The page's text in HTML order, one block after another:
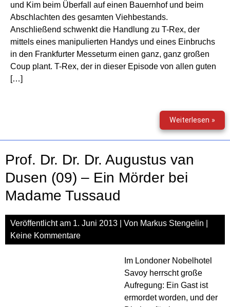
und Kim beim Überfall auf einen Bauernhof und beim
Abschlachten des gesamten Viehbestands.
Anschließend schwenkt die Handlung zu T-Rex, der
mittels eines manipulierten Handys und eines Einbruchs
in den Frankfurter Messeturm einen ganz, ganz großen
Coup plant. T-Rex, der in dieser Episode von allen guten
[…]
Weiterlesen »
23
(46)
Prof. Dr. Dr. Dr. Augustus van
Dusen (09) – Ein Mörder bei
Madame Tussaud
Veröffentlicht am 1. Juni 2013 | Von Markus Stengelin
Keine Kommentare
Im Londoner Nobelhotel
Savoy herrscht große
Aufregung: Ein Gast ist
ermordet worden, und der